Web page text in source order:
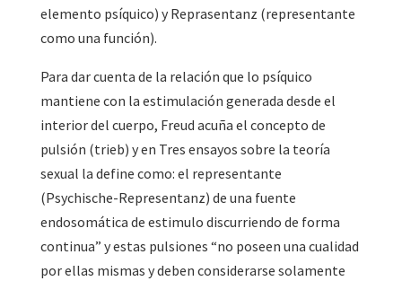
elemento psíquico) y Reprasentanz (representante
como una función).
Para dar cuenta de la relación que lo psíquico
mantiene con la estimulación generada desde el
interior del cuerpo, Freud acuña el concepto de
pulsión (trieb) y en Tres ensayos sobre la teoría
sexual la define como: el representante
(Psychische-Representanz) de una fuente
endosomática de estimulo discurriendo de forma
continua” y estas pulsiones “no poseen una cualidad
por ellas mismas y deben considerarse solamente